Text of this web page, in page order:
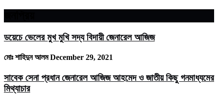
ডয়েচে ভেলের মুখ মুখি সদ্য বিদায়ী জেনারেল আজিজ
মোঃ শাহিদুন আলমDecember 29, 2021
সাবেক সেনা প্রধান জেনারেল আজিজ আহমেদ ও জাতীয় কিছু গনমাধ্যমের
মিথ্যাচার